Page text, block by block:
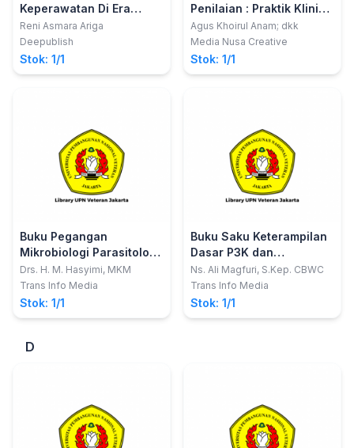
Keperawatan Di Era
Milenial 4.0
Reni Asmara Ariga
Deepublish
Stok: 1/1
Penilaian : Praktik Klinik
Keperawatan
,Keperawatan Gawat
Darurat dan Manajemen
Bencana 1 Mahasiswa
Agus Khoirul Anam; dkk
Media Nusa Creative
Stok: 1/1
Buku Pegangan
Mikrobiologi Parasitologi
untuk Mahasiswa
Keperawatan - Edisi 2
Drs. H. M. Hasyimi, MKM
Trans Info Media
Stok: 1/1
Buku Saku Keterampilan
Dasar P3K dan
Kegawatdaruratan di
Rumah
Ns. Ali Magfuri, S.Kep. CBWC
Trans Info Media
Stok: 1/1
D